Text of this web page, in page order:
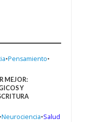
•Pensamiento•
MEJOR:
Y
•Neurociencia•Salud